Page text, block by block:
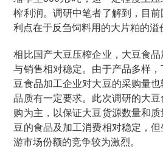
榨利润。调研中笔者了解到，目
利点在于反刍饲料用的大片粕的溢
相比国产大豆压榨企业，大豆食
与销售相对稳定。由于产品多样
豆食品加工企业对大豆的采购量
品质有一定要求。此次调研的大
购为主，以保证大豆货源数量和
豆的食品及加工消费相对稳定，
游市场份额的竞争较为激烈。